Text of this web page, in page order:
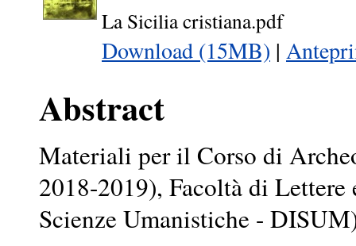
La Sicilia cristiana.pdf
Download (15MB) |
Abstract
Materiali per il Corso di
2018-2019), Facoltà di
Scienze Umanistiche -